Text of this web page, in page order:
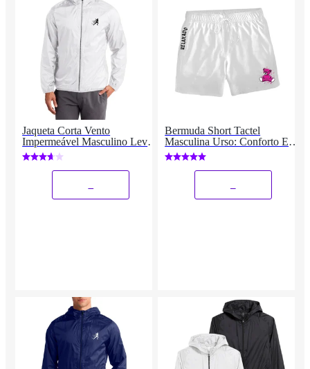
Jaqueta Corta Vento
Impermeável Masculino Leve
e Confortável Estilo Casual
Corrida
Bermuda Short Tactel
Masculina Urso: Conforto E
Estilo Praia